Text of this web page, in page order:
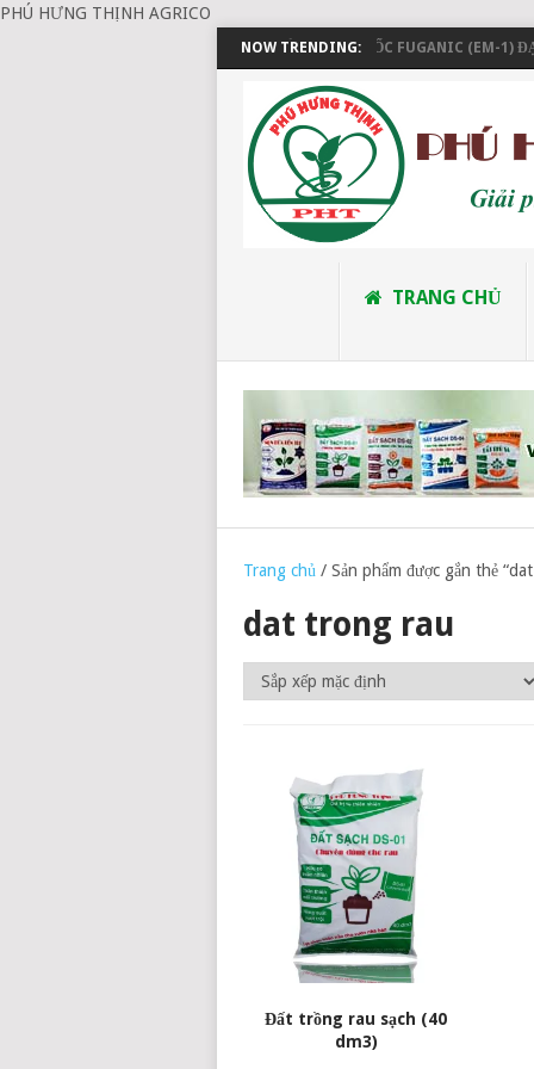
PHÚ HƯNG THỊNH AGRICO
NOW TRENDING:
ĐẶT HÀNG VÀ THANH TOÁN EM GỐC FUGANIC (EM-1) ĐẠT
TRANG CHỦ
Trang chủ / Sản phẩm được gắn thẻ
dat trong rau
Đất trồng rau sạch (40
dm3)